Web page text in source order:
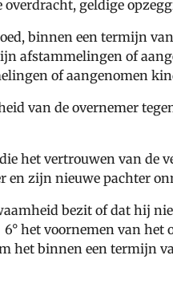
geldige
binnen een termijn
afstammelingen of
of aangenomen
van de overnemer
het vertrouwen van de
en zijn nieuwe pachter
bezit of dat hij
het voornemen van
het binnen een termijn